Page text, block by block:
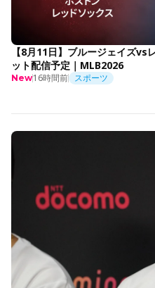
【8月11日】ブルージェイズ
ット配信予定｜MLB2026
New16時間前 スポーツ